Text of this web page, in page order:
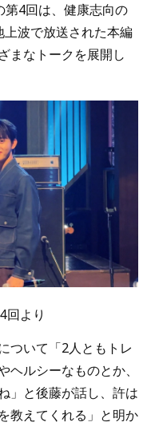
第4回は、健康志向の
波で放送された本編
まなトークを展開し
4回より
ついて「2人ともトレ
ルシーなものとか、
」と後藤が話し、許は
教えてくれる」と明か